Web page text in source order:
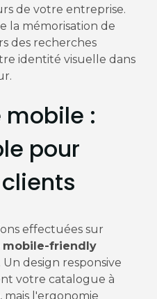
de votre entreprise.
la mémorisation de
des recherches
identité visuelle dans
mobile :
pour
effectuées sur
mobile-friendly
design responsive
votre catalogue à
mais l'ergonomie